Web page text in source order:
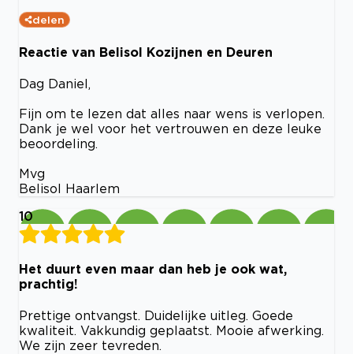
delen
Reactie van Belisol Kozijnen en Deuren
Dag Daniel,
Fijn om te lezen dat alles naar wens is verlopen.
Dank je wel voor het vertrouwen en deze leuke
beoordeling.
Mvg
Belisol Haarlem
10
Het duurt even maar dan heb je ook wat,
prachtig!
Prettige ontvangst. Duidelijke uitleg. Goede
kwaliteit. Vakkundig geplaatst. Mooie afwerking.
We zijn zeer tevreden.